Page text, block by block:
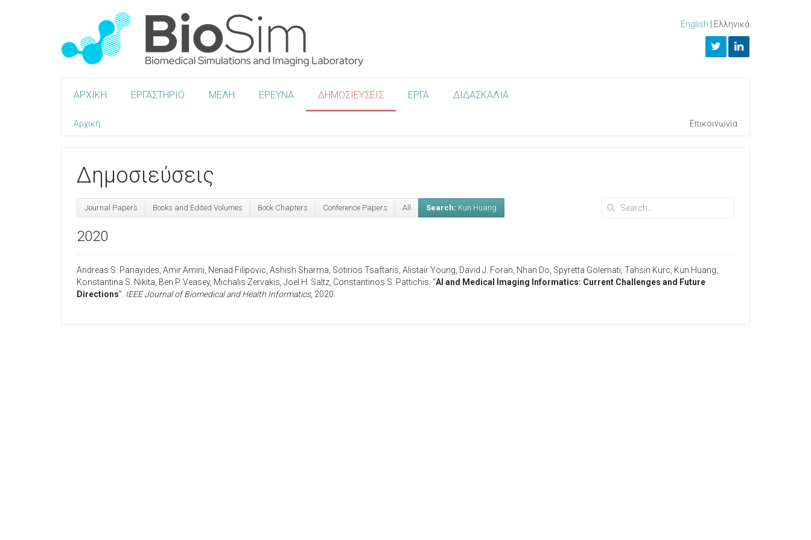
English Ελληνικά
ΑΡΧΙΚΗ ΕΡΓΑΣΤΗΡΙΟ ΜΕΛΗ ΕΡΕΥΝΑ ΔΗΜΟΣΙΕΥΣΕΙΣ ΕΡΓΑ ΔΙΔΑΣΚΑΛΙΑ
Αρχική Επικοινωνία
Δημοσιεύσεις
Journal Papers Books and Edited Volumes Book Chapters Conference Papers All Search: Kun Huang
2020
Andreas S. Panayides Amir Amini Nenad Filipovic Ashish Sharma Sotirios Tsaftaris Alistair Young David J. Foran Nhan Do Spyretta Golemati Tahsin Kurc Kun Huang
Konstantina S. Nikita Ben P. Veasey, Michalis Zervakis Joel H. Saltz Constantinos S. Pattichis . “AI and Medical Imaging Informatics: Current Challenges and Future
Directions”. IEEE Journal of Biomedical and Health Informatics, 2020